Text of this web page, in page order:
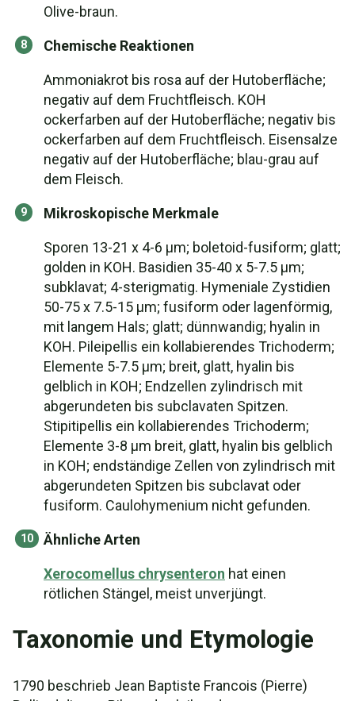
Olive-braun.
Chemische Reaktionen
Ammoniakrot bis rosa auf der Hutoberfläche;
negativ auf dem Fruchtfleisch. KOH
ockerfarben auf der Hutoberfläche; negativ bis
ockerfarben auf dem Fruchtfleisch. Eisensalze
negativ auf der Hutoberfläche; blau-grau auf
dem Fleisch.
Mikroskopische Merkmale
Sporen 13-21 x 4-6 µm; boletoid-fusiform; glatt;
golden in KOH. Basidien 35-40 x 5-7.5 µm;
subklavat; 4-sterigmatig. Hymeniale Zystidien
50-75 x 7.5-15 µm; fusiform oder lagenförmig,
mit langem Hals; glatt; dünnwandig; hyalin in
KOH. Pileipellis ein kollabierendes Trichoderm;
Elemente 5-7.5 µm; breit, glatt, hyalin bis
gelblich in KOH; Endzellen zylindrisch mit
abgerundeten bis subclavaten Spitzen.
Stipitipellis ein kollabierendes Trichoderm;
Elemente 3-8 µm breit, glatt, hyalin bis gelblich
in KOH; endständige Zellen von zylindrisch mit
abgerundeten Spitzen bis subclavat oder
fusiform. Caulohymenium nicht gefunden.
Ähnliche Arten
Xerocomellus chrysenteron hat einen
rötlichen Stängel, meist unverjüngt.
Taxonomie und Etymologie
1790 beschrieb Jean Baptiste Francois (Pierre)